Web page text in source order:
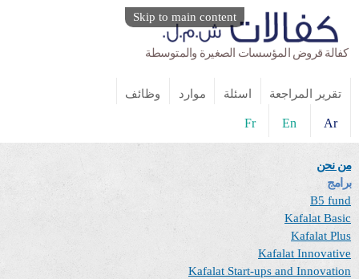
Skip to main content
كفالة قروض المؤسسات الصغيرة والمتوسطة
تقرير المراجعة اسئلة موارد وظائف
Ar
En
Fr
من نحن
برامج
B5 fund
Kafalat Basic
Kafalat Plus
Kafalat Innovative
Kafalat Start-ups and Innovation